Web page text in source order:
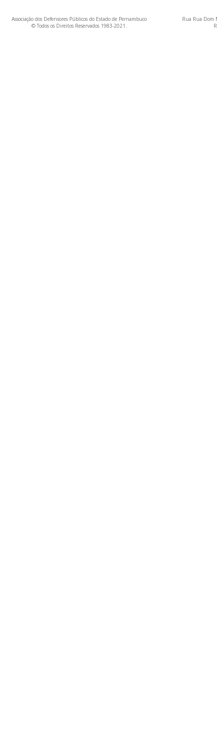
Associação dos Defensores Públicos do Estado de Pernambuco
© Todos os Direitos Reservados 1983-2021.
Rua Rua Dom